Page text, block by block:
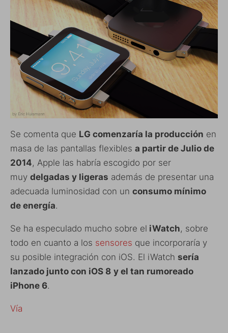
Se comenta que LG comenzaría la producción en
masa de las pantallas flexibles a partir de Julio de
2014, Apple las habría escogido por ser
muy delgadas y ligeras además de presentar una
adecuada luminosidad con un consumo mínimo
de energía.
Se ha especulado mucho sobre el iWatch, sobre
todo en cuanto a los sensores que incorporaría y
su posible integración con iOS. El iWatch sería
lanzado junto con iOS 8 y el tan rumoreado
iPhone 6.
Vía